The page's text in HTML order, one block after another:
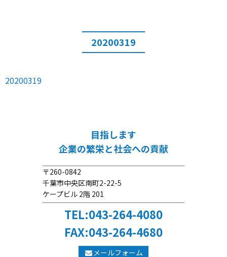
20200319
20200319
目指します
企業の繁栄と社会への貢献
〒260-0842
千葉市中央区南町2-22-5
ケープビル 2階 201
TEL:043-264-4080
FAX:043-264-4680
メールフォーム